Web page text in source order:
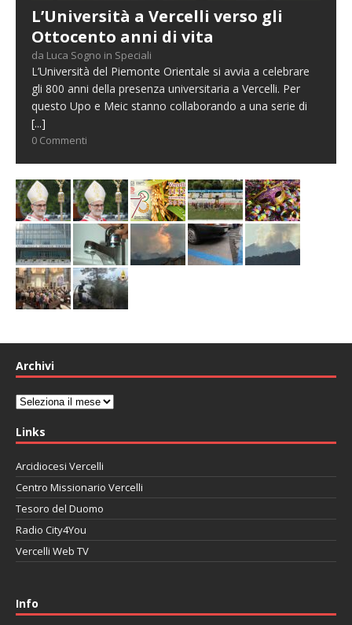
L’Università a Vercelli verso gli
Ottocento anni di vita
da Luca Sogno in Speciali
L’Università del Piemonte Orientale si avvia a celebrare
gli 800 anni della presenza universitaria a Vercelli. Per
questo Upo e Meic stanno collaborando a una serie di
[...]
0 Commenti
Archivi
Archivi
Links
Arcidiocesi Vercelli
Centro Missionario Vercelli
Tesoro del Duomo
Radio City4You
Vercelli Web TV
Info